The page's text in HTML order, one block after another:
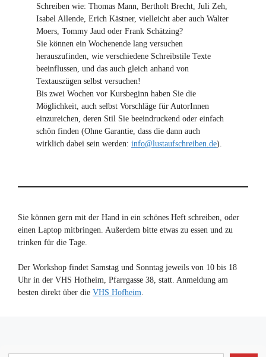
Schreiben wie: Thomas Mann, Bertholt Brecht, Juli Zeh,
Isabel Allende, Erich Kästner, vielleicht aber auch Walter
Moers, Tommy Jaud oder Frank Schätzing?
Sie können ein Wochenende lang versuchen
herauszufinden, wie verschiedene Schreibstile Texte
beeinflussen, und das auch gleich anhand von
Textauszügen selbst versuchen!
Bis zwei Wochen vor Kursbeginn haben Sie die
Möglichkeit, auch selbst Vorschläge für AutorInnen
einzureichen, deren Stil Sie beeindruckend oder einfach
schön finden (Ohne Garantie, dass die dann auch
wirklich dabei sein werden:info@lustaufschreiben.de).
Sie können gern mit der Hand in ein schönes Heft schreiben, oder
einen Laptop mitbringen. Außerdem bitte etwas zu essen und zu
trinken für die Tage.
Der Workshop findet Samstag und Sonntag jeweils von 10 bis 18
Uhr in der VHS Hofheim, Pfarrgasse 38, statt. Anmeldung am
besten direkt über die VHS Hofheim